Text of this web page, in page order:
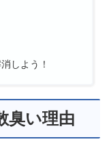
しよう！
臭い理由